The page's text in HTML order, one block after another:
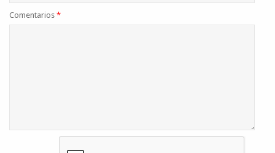
Comentarios *